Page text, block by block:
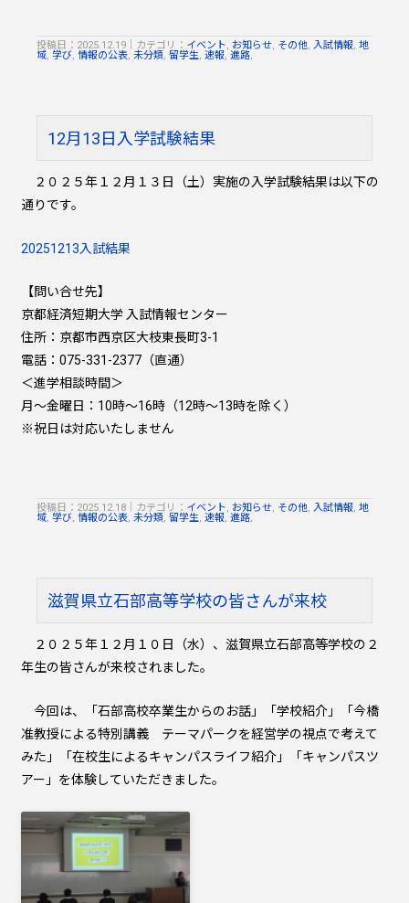
投稿日：2025.12.19 カテゴリ： イベント, お知らせ, その他, 入試情報, 地
域, 学び, 情報の公表, 未分類, 留学生, 速報, 進路,
12月13日入学試験結果
２０２５年１２月１３日（土）実施の入学試験結果は以下の
通りです。
20251213入試結果
【問い合せ先】
京都経済短期大学 入試情報センター
住所：京都市西京区大枝東長町3-1
電話：075-331-2377（直通）
＜進学相談時間＞
月～金曜日：10時～16時（12時～13時を除く）
※祝日は対応いたしません
投稿日：2025.12.18 カテゴリ： イベント, お知らせ, その他, 入試情報, 地
域, 学び, 情報の公表, 未分類, 留学生, 速報, 進路,
滋賀県立石部高等学校の皆さんが来校
２０２５年１２月１０日（水）、滋賀県立石部高等学校の２
年生の皆さんが来校されました。
今回は、「石部高校卒業生からのお話」「学校紹介」「今橋
准教授による特別講義 テーマパークを経営学の視点で考えて
みた」「在校生によるキャンパスライフ紹介」「キャンパスツ
アー」を体験していただきました。